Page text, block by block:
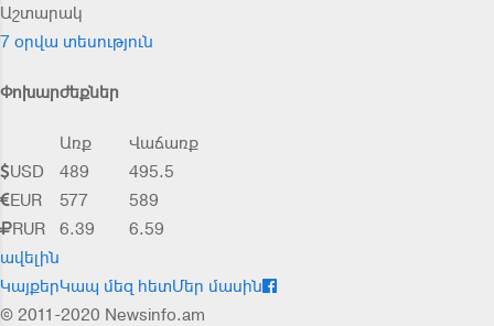
Աշտարակ
7 օրվա տեսություն
Փոխարժեքներ
Առք
Վաճառք
USD
489
495.5
EUR
577
589
RUR
6.39
6.59
ավելին
ԿայքերԿապ մեզ հետՄեր մասին
© 2011-2020 Newsinfo.am